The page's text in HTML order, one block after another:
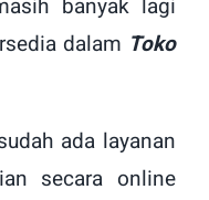
banyak lagi
dalam Toko
ada layanan
secara online